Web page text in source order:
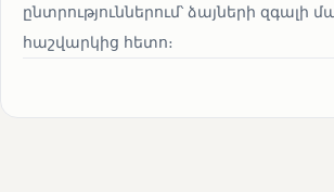
ընտրություններում՝ ձայների զգալի
հաշվարկից հետո։